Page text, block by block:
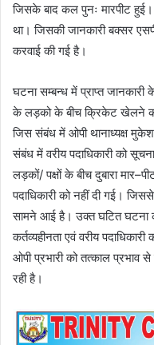
जिसके बाद कल पुनः मारपीट
था। जिसकी जानकारी बक्सर
करवाई की गई है।
घटना सम्बन्ध में प्राप्त
के लड़को के बीच क्रिकेट खेलने
जिस संबंध में ओपी थानाध्यक्ष मुकेश
संबंध में वरीय पदाधिकारी को
लड़कों/ पक्षों के बीच दुबारा
पदाधिकारी को नहीं दी गई। जिससे
सामने आई है। उक्त घटित घटना
कर्तव्यहीनता एवं वरीय
ओपी प्रभारी को तत्काल प्रभाव से
रही है।